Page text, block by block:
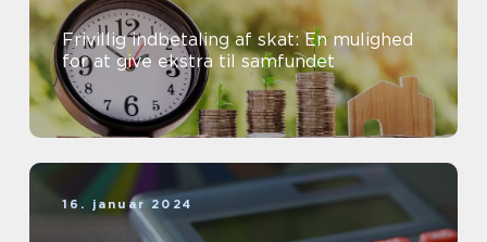
Frivillig indbetaling af skat: En mulighed
for at give ekstra til samfundet
16. januar 2024